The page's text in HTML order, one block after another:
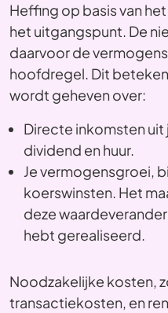
Heffing op basis van
het uitgangspunt. De
daarvoor de
hoofdregel. Dit
wordt geheven over:
Directe inkomsten uit
dividend en huur.
Je vermogensgroei,
koerswinsten. Het
deze
hebt gerealiseerd.
Noodzakelijke kosten,
transactiekosten, en